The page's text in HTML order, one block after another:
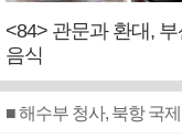
<84> 관문과 환대,
음식
■ 해수부 청사, 북항 국